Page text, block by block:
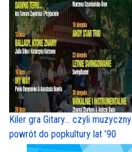
Kiler gra Gitary… czyli muzyczny
powrót do popkultury lat ’90